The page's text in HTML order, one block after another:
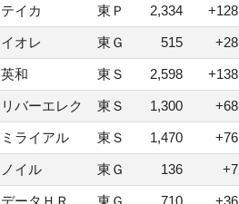
テイカ 東Ｐ 2,334 +128
イオレ 東Ｇ 515 +28
英和 東Ｓ 2,598 +138
リバーエレク 東Ｓ 1,300 +68
ミライアル 東Ｓ 1,470 +76
ノイル 東Ｇ 136 +7
データＨＲ 東Ｇ 710 +36